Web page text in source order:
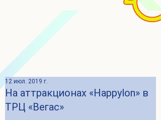
На аттракционах «Happylon» в
ТРЦ «Вегас»
12 июл. 2019 г.